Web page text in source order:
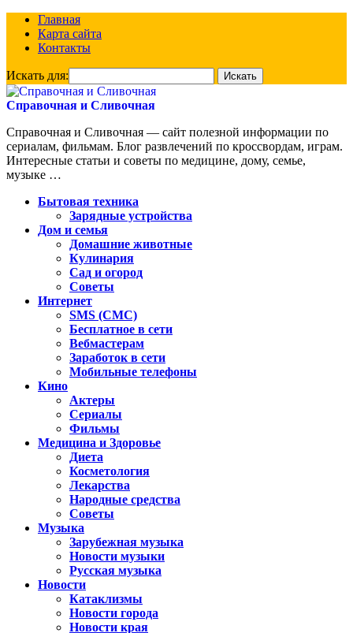
Главная
Карта сайта
Контакты
Искать для:
Справочная и Сливочная
Справочная и Сливочная — сайт полезной информации по
сериалам, фильмам. Блог развлечений по кроссвордам, играм.
Интересные статьи и советы по медицине, дому, семье,
музыке …
Бытовая техника
Зарядные устройства
Дом и семья
Домашние животные
Кулинария
Сад и огород
Советы
Интернет
SMS (СМС)
Бесплатное в сети
Вебмастерам
Заработок в сети
Мобильные телефоны
Кино
Актеры
Сериалы
Фильмы
Медицина и Здоровье
Диета
Косметология
Лекарства
Народные средства
Советы
Музыка
Зарубежная музыка
Новости музыки
Русская музыка
Новости
Катаклизмы
Новости города
Новости края